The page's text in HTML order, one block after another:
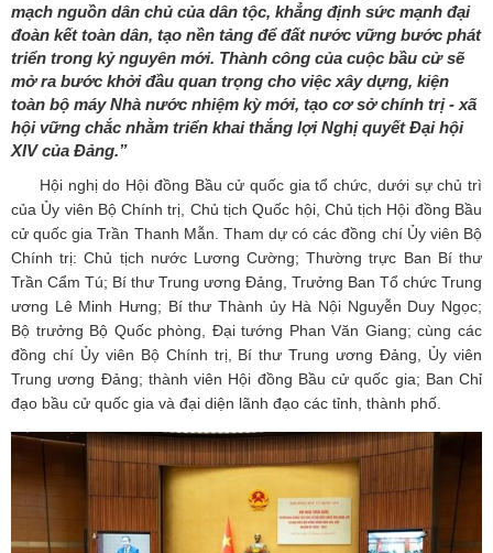
mạch nguồn dân chủ của dân tộc, khẳng định sức mạnh đại
đoàn kết toàn dân, tạo nền tảng để đất nước vững bước phát
triển trong kỷ nguyên mới. Thành công của cuộc bầu cử sẽ
mở ra bước khởi đầu quan trọng cho việc xây dựng, kiện
toàn bộ máy Nhà nước nhiệm kỳ mới, tạo cơ sở chính trị - xã
hội vững chắc nhằm triển khai thắng lợi Nghị quyết Đại hội
XIV của Đảng.”
Hội nghị do Hội đồng Bầu cử quốc gia tổ chức, dưới sự chủ trì
của Ủy viên Bộ Chính trị, Chủ tịch Quốc hội, Chủ tịch Hội đồng Bầu
cử quốc gia Trần Thanh Mẫn. Tham dự có các đồng chí Ủy viên Bộ
Chính trị: Chủ tịch nước Lương Cường; Thường trực Ban Bí thư
Trần Cẩm Tú; Bí thư Trung ương Đảng, Trưởng Ban Tổ chức Trung
ương Lê Minh Hưng; Bí thư Thành ủy Hà Nội Nguyễn Duy Ngọc;
Bộ trưởng Bộ Quốc phòng, Đại tướng Phan Văn Giang; cùng các
đồng chí Ủy viên Bộ Chính trị, Bí thư Trung ương Đảng, Ủy viên
Trung ương Đảng; thành viên Hội đồng Bầu cử quốc gia; Ban Chỉ
đạo bầu cử quốc gia và đại diện lãnh đạo các tỉnh, thành phố.